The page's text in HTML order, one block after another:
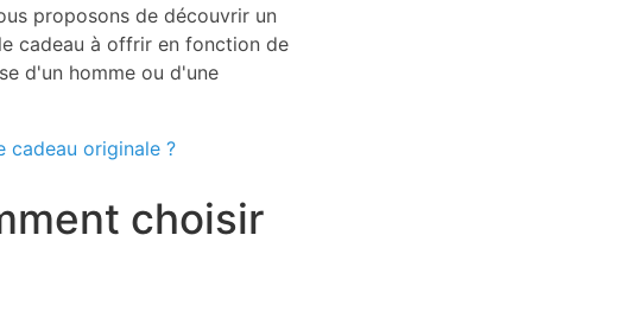
proposons de découvrir un
cadeau à offrir en fonction de
d'un homme ou d'une
cadeau originale ?
choisir